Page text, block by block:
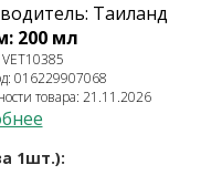
Таиланд
200 мл
016229907068
товара: 21.11.2026
1шт.):